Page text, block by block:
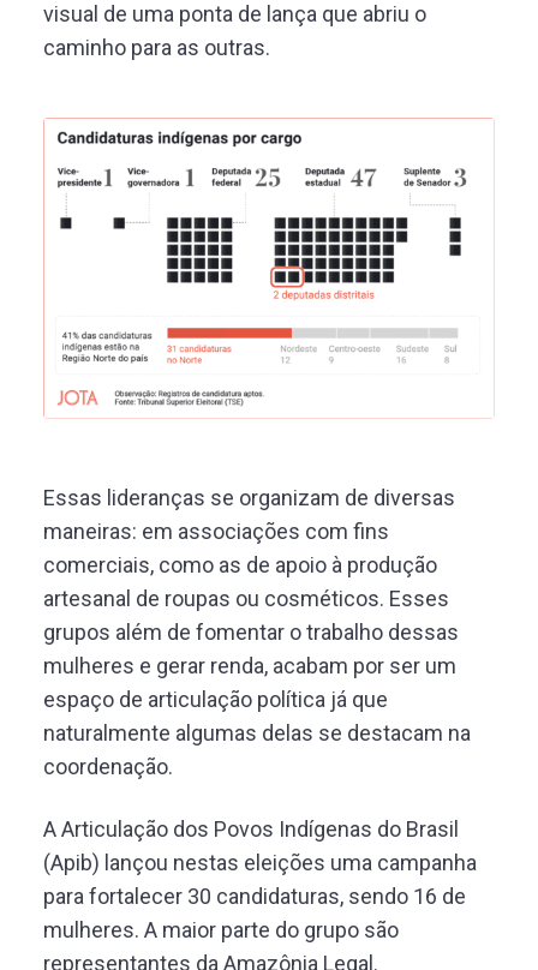
visual de uma ponta de lança que abriu o
caminho para as outras.
Essas lideranças se organizam de diversas
maneiras: em associações com fins
comerciais, como as de apoio à produção
artesanal de roupas ou cosméticos. Esses
grupos além de fomentar o trabalho dessas
mulheres e gerar renda, acabam por ser um
espaço de articulação política já que
naturalmente algumas delas se destacam na
coordenação.
A Articulação dos Povos Indígenas do Brasil
(Apib) lançou nestas eleições uma campanha
para fortalecer 30 candidaturas, sendo 16 de
mulheres. A maior parte do grupo são
representantes da Amazônia Legal.